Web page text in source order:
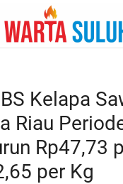
Kelapa
Riau
Rp47,73
per Kg